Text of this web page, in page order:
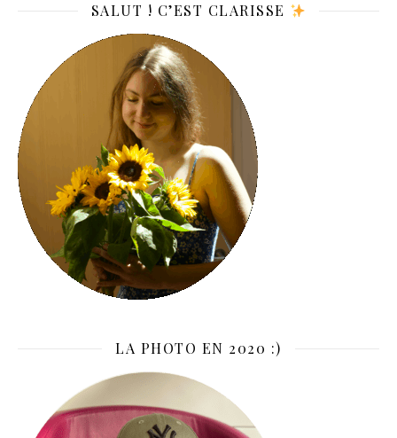
SALUT ! C’EST CLARISSE
LA PHOTO EN 2020 :)